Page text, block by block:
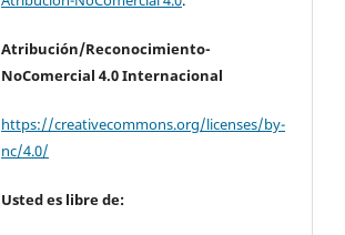
Atribución/Reconocimiento-
NoComercial 4.0 Internacional
https://creativecommons.org/licenses/by-
nc/4.0/
Usted es libre de: